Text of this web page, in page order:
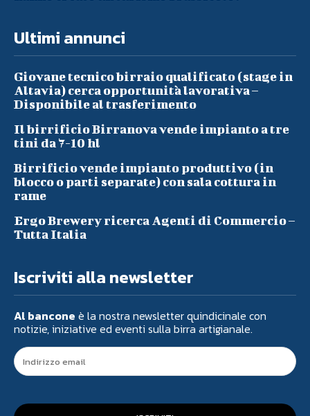
Ultimi annunci
Giovane tecnico birraio qualificato (stage in
Altavia) cerca opportunità lavorativa –
Disponibile al trasferimento
Il birrificio Birranova vende impianto a tre
tini da 7-10 hl
Birrificio vende impianto produttivo (in
blocco o parti separate) con sala cottura in
rame
Ergo Brewery ricerca Agenti di Commercio –
Tutta Italia
Iscriviti alla newsletter
Al bancone è la nostra newsletter quindicinale con
notizie, iniziative ed eventi sulla birra artigianale.